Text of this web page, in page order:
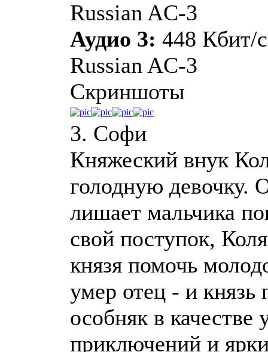
Russian AC-3
Аудио 3: 448 Кбит/
Russian AC-3
Скриншоты
3. Софи
Княжеский внук
голодную девочку.
лишает мальчика
свой поступок,
князя помочь
умер отец - и
особняк в
приключений и